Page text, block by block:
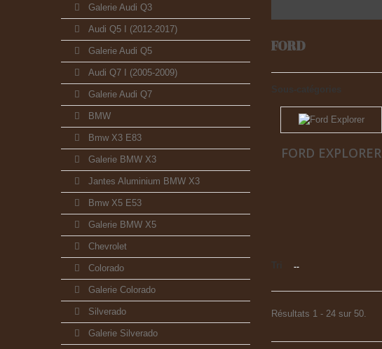
Galerie Audi Q3
Audi Q5 I (2012-2017)
Galerie Audi Q5
Audi Q7 I (2005-2009)
Galerie Audi Q7
BMW
Bmw X3 E83
Galerie BMW X3
Jantes Aluminium BMW X3
Bmw X5 E53
Galerie BMW X5
Chevrolet
Colorado
Galerie Colorado
Silverado
Galerie Silverado
FORD
Sous-catégories
FORD EXPLORER
--
Résultats 1 - 24 sur 50.